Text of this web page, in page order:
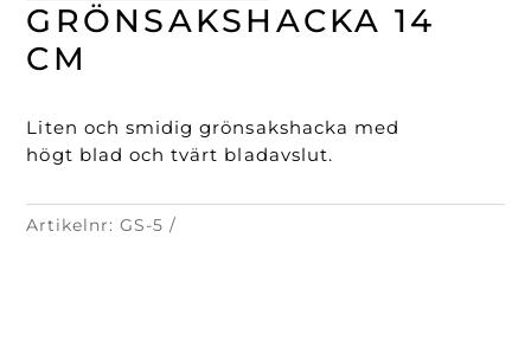
GRÖNSAKSHACKA 14
CM
Liten och smidig grönsakshacka med
högt blad och tvärt bladavslut.
Artikelnr:GS-5
cm